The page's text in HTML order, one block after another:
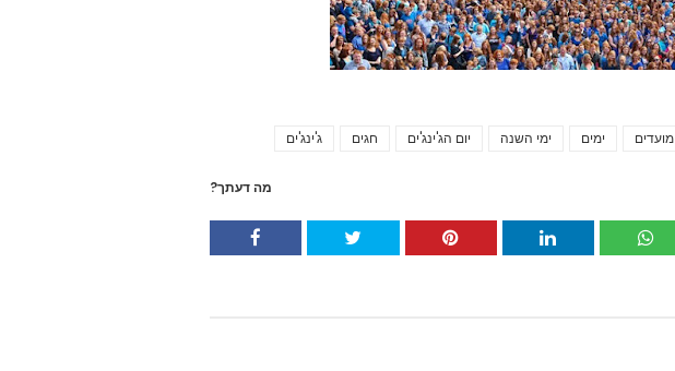
ג'ינג'ים חגים יום הג'ינג'ים ימי השנה ימים מועדים
מה דעתך?